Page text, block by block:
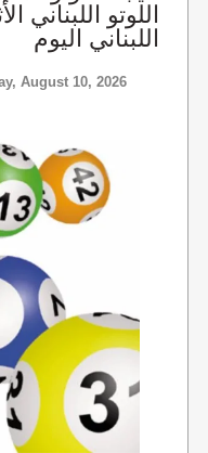
اللوتو اللبناني
اللبناني اليوم
August 10, 2026